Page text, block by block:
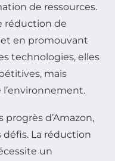
de ressources.
réduction de
en promouvant
technologies, elles
mais
d’Amazon,
défis. La réduction
un